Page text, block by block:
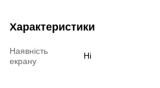
Характеристики
Наявність
екрану
Ні